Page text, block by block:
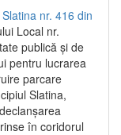
nr. 416 din
Local nr.
publică și de
pentru lucrarea
parcare
Slatina,
în coridorul